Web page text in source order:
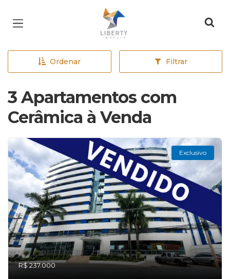
Página inicial
Ordenar Filtrar
3 Apartamentos com
Cerâmica à Venda
Exclusivo
R$ 237.000